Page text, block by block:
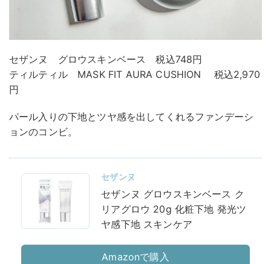
セザンヌ グロウスキンベース 税込748円
ティルティル MASK FIT AURA CUSHION 税込2,970
円
パール入りの下地とツヤ感を出してくれるファンデーシ
ョンのコンビ。
セザンヌ
セザンヌ グロウスキンベース ク
リアグロウ 20g 化粧下地 発光ツ
ヤ感下地 スキンケア
Amazonで購入